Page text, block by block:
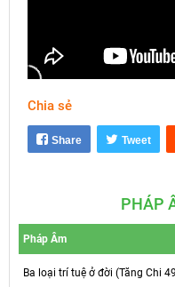
Chia sẻ
Share Tweet
PHÁP
Pháp Âm
Ba loại trí tuệ ở đời (Tăng Chi